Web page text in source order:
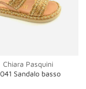
Chiara Pasquini
Sandalo basso